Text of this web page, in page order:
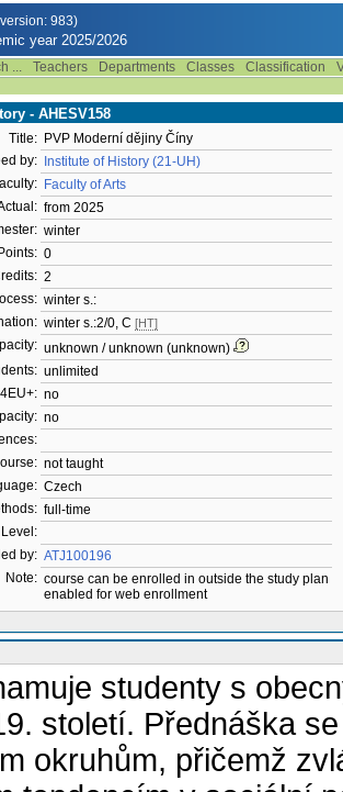
983)
year 2025/2026
... Teachers Departments Classes Classification
- AHESV158
Title: PVP Moderní dějiny Číny
by:
Institute of History (21-UH)
Faculty of Arts
from 2025
winter
Points: 0
2
winter s.:
winter s.:2/0, C [HT]
unknown / unknown (unknown)
unlimited
4EU+: no
no
not taught
Czech
full-time
Level:
by: ATJ100196
Note: course can be enrolled in outside the study plan
enabled for web enrollment
studenty s
století. Přednáška
okruhům, přičemž